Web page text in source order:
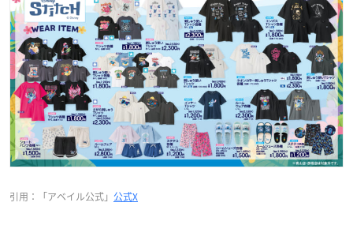
引用：「アベイル公式」 公式X